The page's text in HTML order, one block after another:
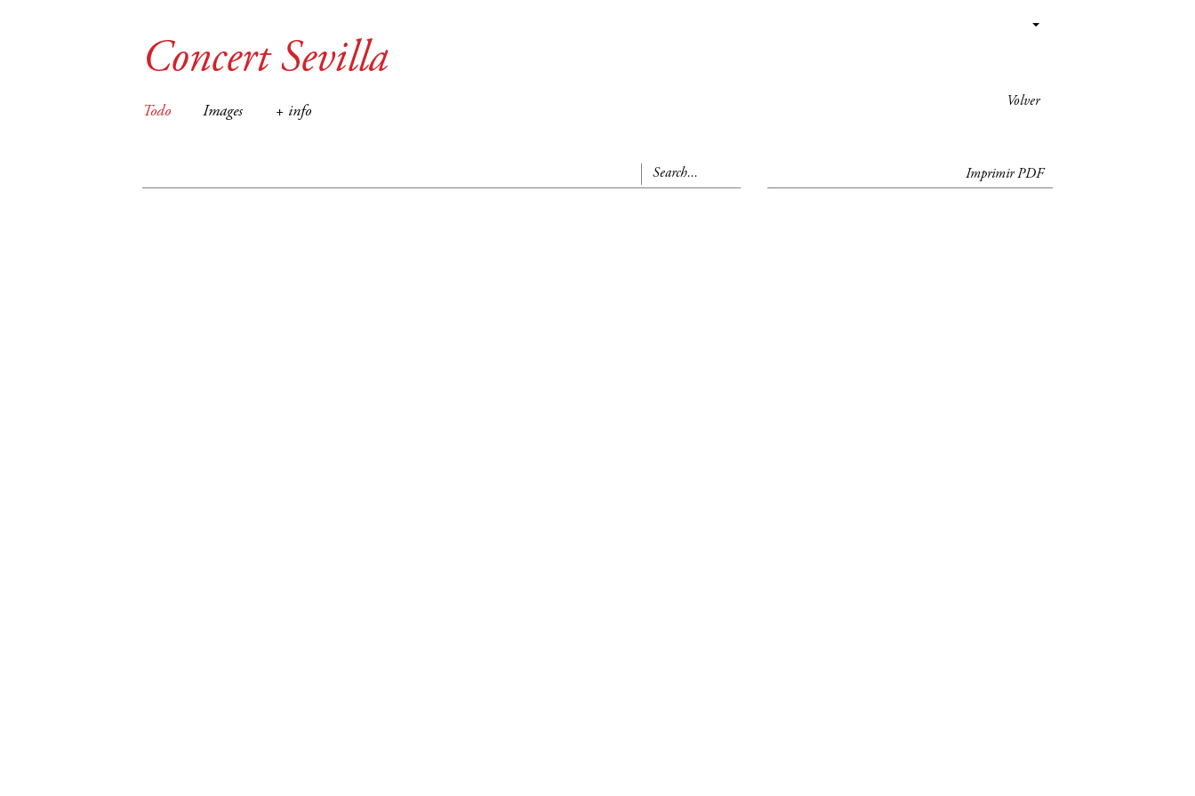
Volver
Concert Sevilla
Todo Images + info
Imprimir PDF